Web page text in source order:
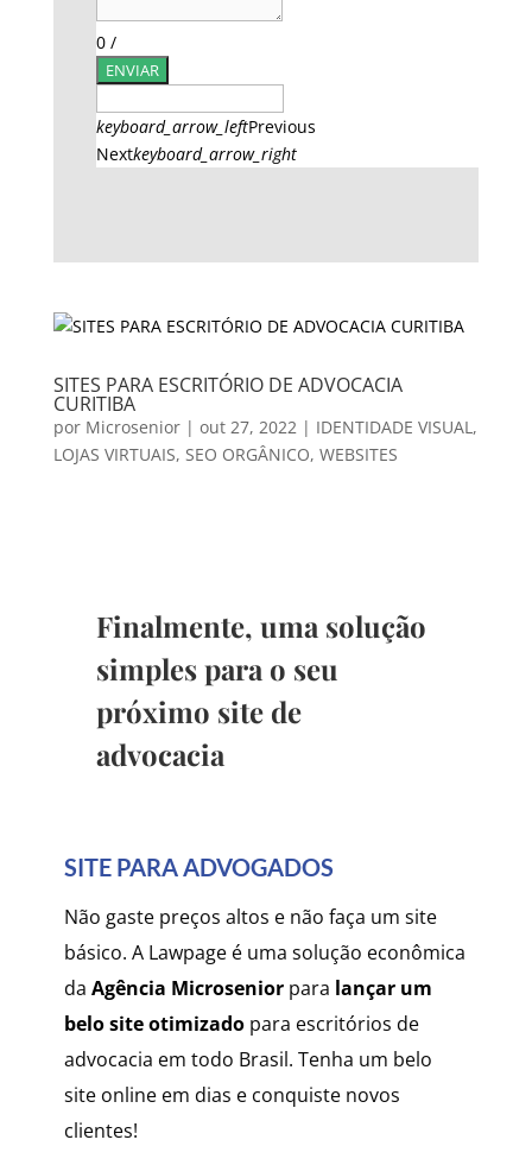
0/
ENVIAR
keyboard_arrow_leftPrevious
Nextkeyboard_arrow_right
SITES PARA ESCRITÓRIO DE ADVOCACIA
CURITIBA
por Microsenior| out 27, 2022 | IDENTIDADE VISUAL ,
LOJAS VIRTUAIS, SEO ORGÂNICO, WEBSITES
Finalmente, uma solução
simples para o seu
próximo site de
advocacia
SITE PARA ADVOGADOS
Não gaste preços altos e não faça um site
básico. ALawpage é uma solução econômica
da Agência Microseniorpara lançar um
belo site otimizadopara escritórios de
advocacia em todo Brasil. Tenha um belo
site online em dias e conquiste novos
clientes!